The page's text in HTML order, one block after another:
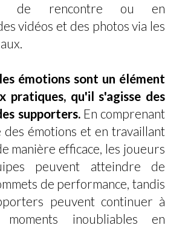
de rencontre ou en
vidéos et des photos via les
les émotions sont un élément
pratiques, qu'il s'agisse des
supporters.En comprenant
des émotions et en travaillant
manière efficace, les joueurs
peuvent atteindre de
de performance, tandis
peuvent continuer à
inoubliables en